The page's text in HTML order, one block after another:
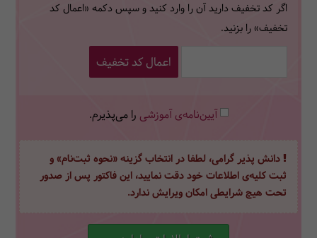
اگر کد تخفیف دارید آن را وارد کنید و سپس دکمه «اعمال کد
تخفیف» را بزنید.
اعمال کد تخفیف
آیین‌نامه‌ی آموزشی را می‌پذیرم.
دانش پذیر گرامی، لطفا در انتخاب گزینه «نحوه ثبت‌نام» و
ثبت کلیه‌ی اطلاعات خود دقت نمایید، این فاکتور پس از صدور
تحت هیچ شرایطی امکان ویرایش ندارد.